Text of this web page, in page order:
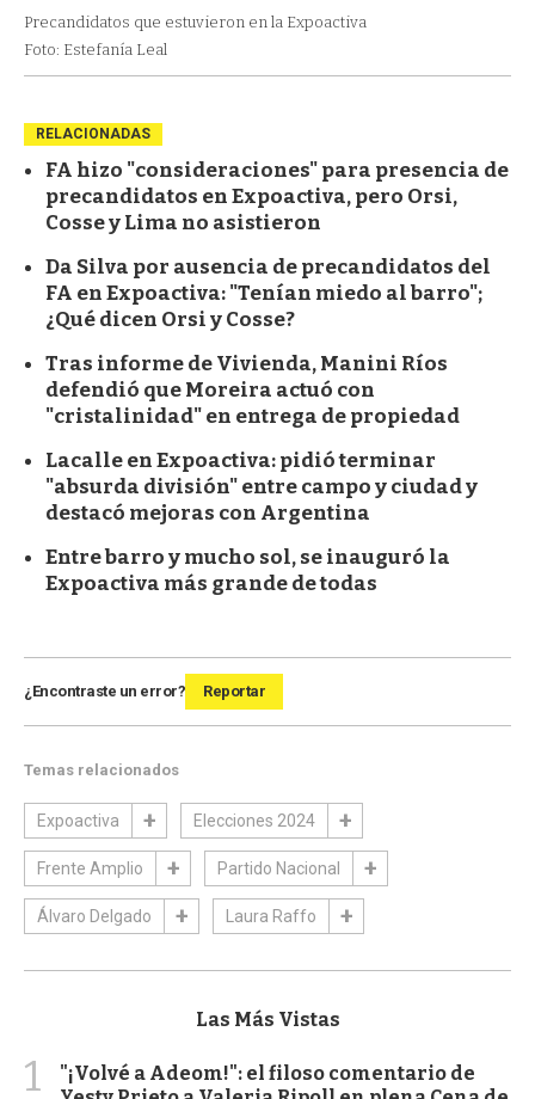
Precandidatos que estuvieron en la Expoactiva
Foto: Estefanía Leal
RELACIONADAS
FA hizo "consideraciones" para presencia de
precandidatos en Expoactiva, pero Orsi,
Cosse y Lima no asistieron
Da Silva por ausencia de precandidatos del
FA en Expoactiva: "Tenían miedo al barro";
¿Qué dicen Orsi y Cosse?
Tras informe de Vivienda, Manini Ríos
defendió que Moreira actuó con
"cristalinidad" en entrega de propiedad
Lacalle en Expoactiva: pidió terminar
"absurda división" entre campo y ciudad y
destacó mejoras con Argentina
Entre barro y mucho sol, se inauguró la
Expoactiva más grande de todas
¿Encontraste un error? Reportar
Temas relacionados
Expoactiva Elecciones 2024
Frente Amplio Partido Nacional
Álvaro Delgado Laura Raffo
Las Más Vistas
1
"¡Volvé a Adeom!": el filoso comentario de